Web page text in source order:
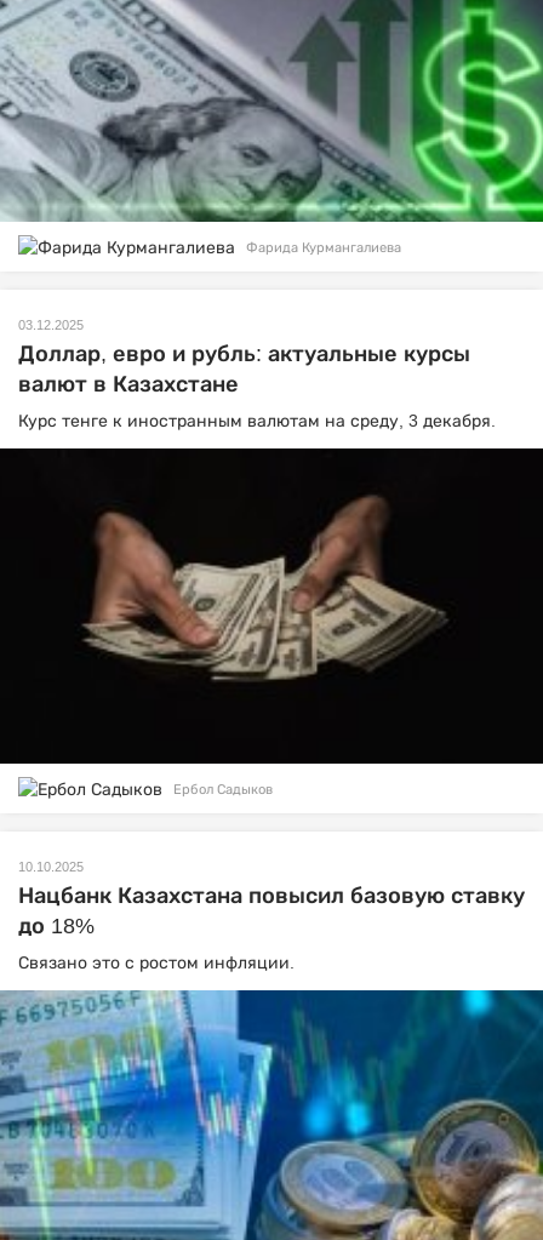
Фарида Курмангалиева
03.12.2025
Доллар, евро и рубль: актуальные курсы
валют в Казахстане
Курс тенге к иностранным валютам на среду, 3 декабря.
Ербол Садыков
10.10.2025
Нацбанк Казахстана повысил базовую ставку
до 18%
Связано это с ростом инфляции.